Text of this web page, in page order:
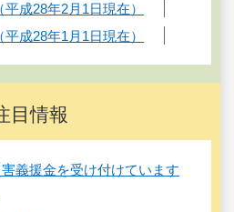
成28年2月1日現在）
成28年1月1日現在）
目情報
義援金を受け付けています